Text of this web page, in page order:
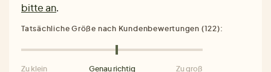
bitte an.
Tatsächliche Größe nach Kundenbewertungen (122):
Zu klein Genau richtig Zu groß